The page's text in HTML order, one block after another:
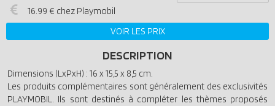
16.99 € chez Playmobil
VOIR LES PRIX
DESCRIPTION
Dimensions (LxPxH) : 16 x 15,5 x 8,5 cm.
Les produits complémentaires sont généralement des exclusivités
PLAYMOBIL. Ils sont destinés à compléter les thèmes proposés